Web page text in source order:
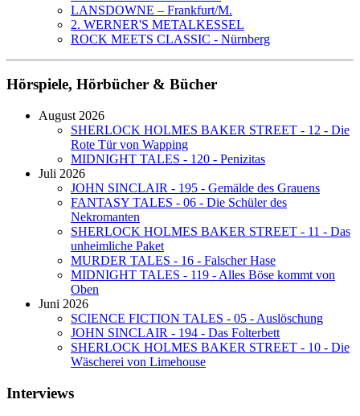
LANSDOWNE – Frankfurt/M.
2. WERNER'S METALKESSEL
ROCK MEETS CLASSIC - Nürnberg
Hörspiele, Hörbücher & Bücher
August 2026
SHERLOCK HOLMES BAKER STREET - 12 - Die
Rote Tür von Wapping
MIDNIGHT TALES - 120 - Penizitas
Juli 2026
JOHN SINCLAIR - 195 - Gemälde des Grauens
FANTASY TALES - 06 - Die Schüler des
Nekromanten
SHERLOCK HOLMES BAKER STREET - 11 - Das
unheimliche Paket
MURDER TALES - 16 - Falscher Hase
MIDNIGHT TALES - 119 - Alles Böse kommt von
Oben
Juni 2026
SCIENCE FICTION TALES - 05 - Auslöschung
JOHN SINCLAIR - 194 - Das Folterbett
SHERLOCK HOLMES BAKER STREET - 10 - Die
Wäscherei von Limehouse
Interviews